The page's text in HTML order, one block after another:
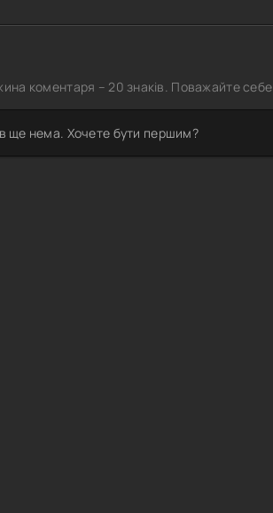
коментаря – 20 знаків. Поважайте
ще нема. Хочете бути першим?